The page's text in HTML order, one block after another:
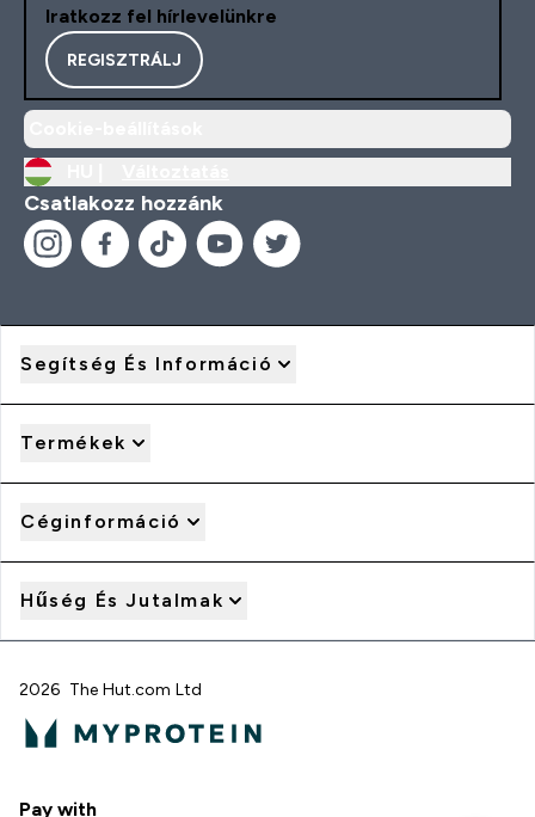
Iratkozz fel hírlevelünkre
REGISZTRÁLJ
Csatlakozz hozzánk
Segítség És Információ
Termékek
Céginformáció
Hűség És Jutalmak
2026 The Hut.com Ltd
Pay with